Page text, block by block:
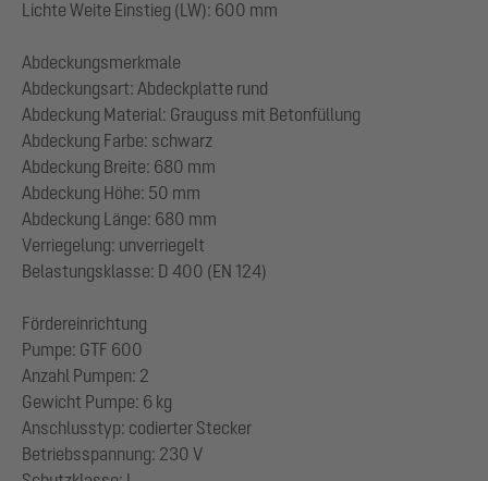
Lichte Weite Einstieg (LW): 600 mm
Abdeckungsmerkmale
Abdeckungsart: Abdeckplatte rund
Abdeckung Material: Grauguss mit Betonfüllung
Abdeckung Farbe: schwarz
Abdeckung Breite: 680 mm
Abdeckung Höhe: 50 mm
Abdeckung Länge: 680 mm
Verriegelung: unverriegelt
Belastungsklasse: D 400 (EN 124)
Fördereinrichtung
Pumpe: GTF 600
Anzahl Pumpen: 2
Gewicht Pumpe: 6 kg
Anschlusstyp: codierter Stecker
Betriebsspannung: 230 V